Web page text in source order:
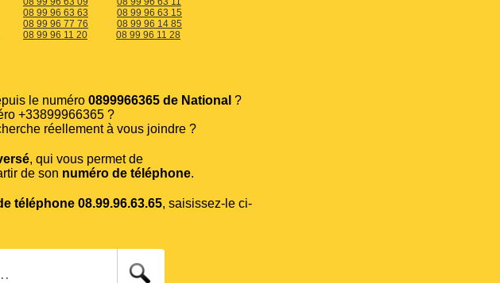
08 99 96 63 63
08 99 96 63 15
08 99 96 77 76
08 99 96 14 85
08 99 96 11 20
08 99 96 11 28
le numéro 0899966365 de National ?
+33899966365 ?
réellement à vous joindre ?
, qui vous permet de
de son numéro de téléphone.
téléphone 08.99.96.63.65, saisissez-le ci-